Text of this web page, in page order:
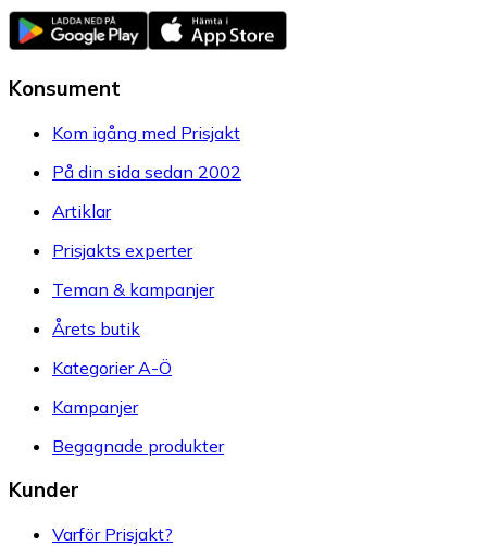
Konsument
Kom igång med Prisjakt
På din sida sedan 2002
Artiklar
Prisjakts experter
Teman & kampanjer
Årets butik
Kategorier A-Ö
Kampanjer
Begagnade produkter
Kunder
Varför Prisjakt?